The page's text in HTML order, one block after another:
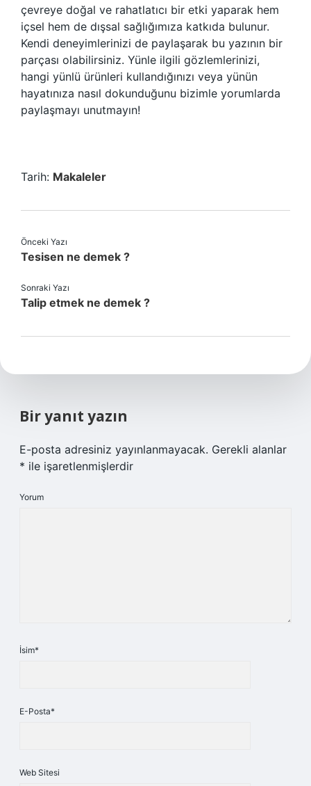
çevreye doğal ve rahatlatıcı bir etki yaparak hem
içsel hem de dışsal sağlığımıza katkıda bulunur.
Kendi deneyimlerinizi de paylaşarak bu yazının bir
parçası olabilirsiniz. Yünle ilgili gözlemlerinizi,
hangi yünlü ürünleri kullandığınızı veya yünün
hayatınıza nasıl dokunduğunu bizimle yorumlarda
paylaşmayı unutmayın!
Tarih: Makaleler
Önceki Yazı
Tesisen ne demek ?
Sonraki Yazı
Talip etmek ne demek ?
Bir yanıt yazın
E-posta adresiniz yayınlanmayacak. Gerekli alanlar
* ile işaretlenmişlerdir
Yorum
İsim*
E-Posta*
Web Sitesi